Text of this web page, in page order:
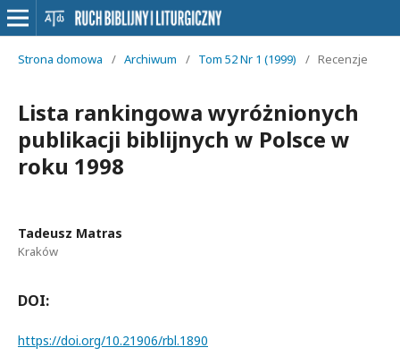
Strona domowa / Archiwum / Tom 52 Nr 1 (1999) / Recenzje
Lista rankingowa wyróżnionych
publikacji biblijnych w Polsce w
roku 1998
Tadeusz Matras
Kraków
DOI:
https://doi.org/10.21906/rbl.1890